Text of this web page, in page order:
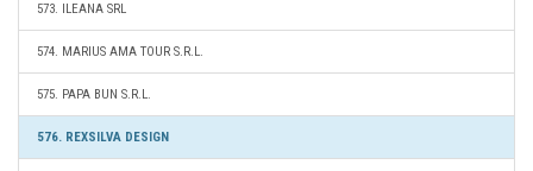
573. ILEANA SRL
574. MARIUS AMA TOUR S.R.L.
575. PAPA BUN S.R.L.
576. REXSILVA DESIGN